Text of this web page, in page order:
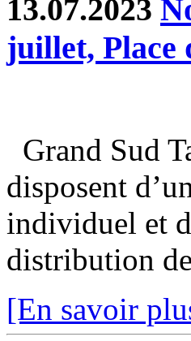
13.07.2023
juillet, Place
Grand Sud
disposent
individuel et
distribution
[En savoir